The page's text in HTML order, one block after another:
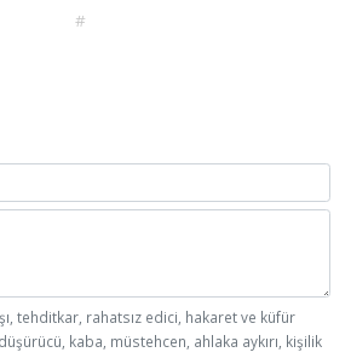
#
tehditkar, rahatsız edici, hakaret ve küfür
kaba, müstehcen, ahlaka aykırı, kişilik